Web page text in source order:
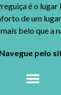
é o
de um
belo que a
Navegue pelo